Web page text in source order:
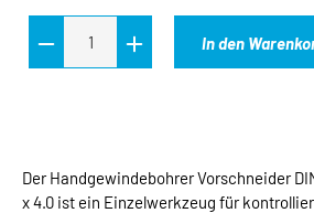
In den
Der Handgewindebohrer Vorschneider
x 4.0 ist ein Einzelwerkzeug für